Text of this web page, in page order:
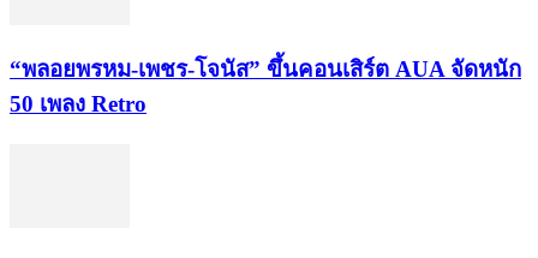
“พลอยพรหม-เพชร-โจนัส” ขึ้นคอนเสิร์ต AUA จัดหนัก
50 เพลง Retro